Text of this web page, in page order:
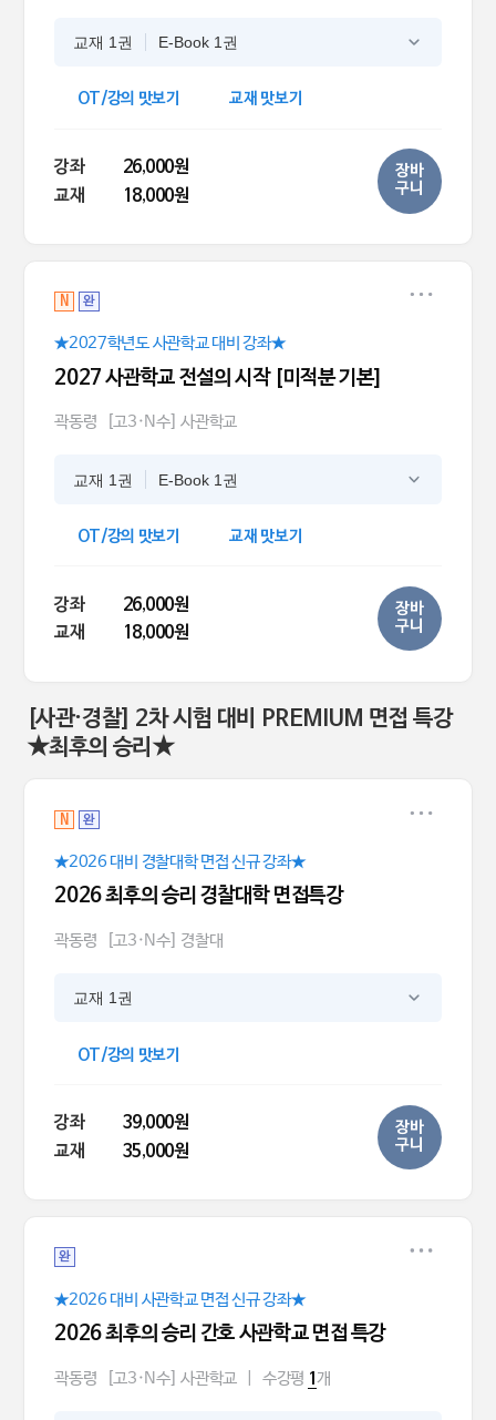
교재 1권 E-Book 1권
OT/강의 맛보기 교재 맛보기
강좌
26,000원
교재
18,000원
장바
구니
N 완
★2027학년도 사관학교 대비 강좌★
2027 사관학교 전설의 시작 [미적분 기본]
곽동령 [고3·N수] 사관학교
교재 1권 E-Book 1권
OT/강의 맛보기 교재 맛보기
강좌
26,000원
교재
18,000원
장바
구니
[사관·경찰] 2차 시험 대비 PREMIUM 면접 특강
★최후의 승리★
N 완
★2026 대비 경찰대학 면접 신규 강좌★
2026 최후의 승리 경찰대학 면접특강
곽동령 [고3·N수] 경찰대
교재 1권
OT/강의 맛보기
강좌
39,000원
교재
35,000원
장바
구니
완
★2026 대비 사관학교 면접 신규 강좌★
2026 최후의 승리 간호 사관학교 면접 특강
곽동령 [고3·N수] 사관학교 수강평 1개